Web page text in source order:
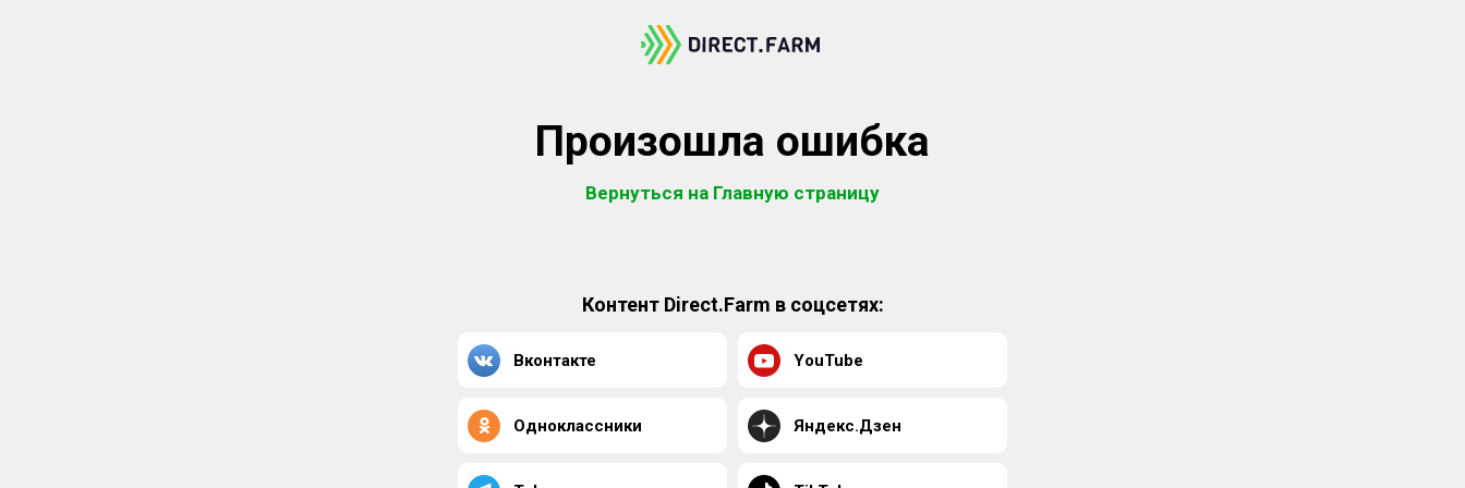
Произошла ошибка
Вернуться на Главную страницу
Контент Direct.Farm в соцсетях:
Вконтакте YouTube
Одноклассники Яндекс.Дзен